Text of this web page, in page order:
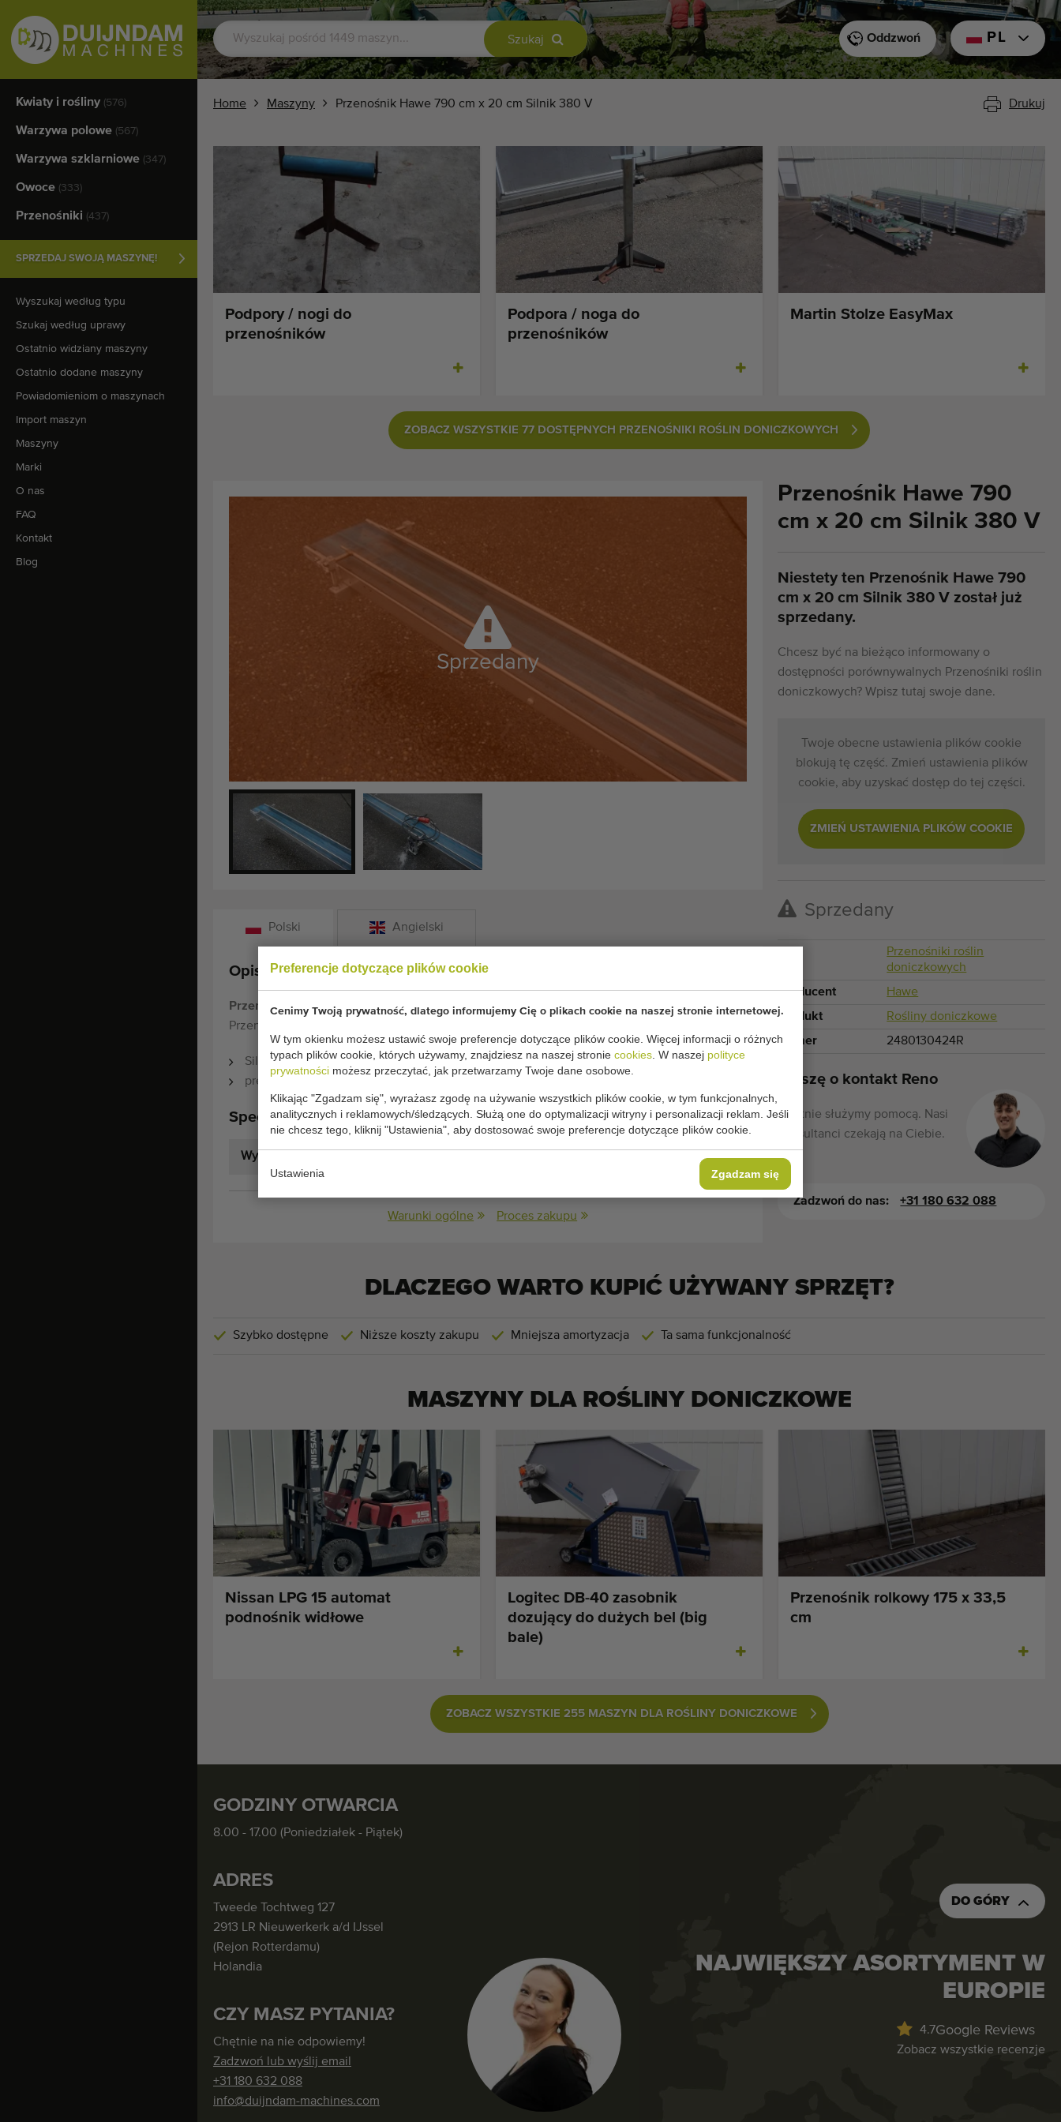
Preferencje dotyczące plików cookie
Cenimy Twoją prywatność, dlatego informujemy Cię o plikach cookie na naszej stronie internetowej.
W tym okienku możesz ustawić swoje preferencje dotyczące plików cookie. Więcej informacji o różnych
typach plików cookie, których używamy, znajdziesz na naszej stronie cookies . W naszej polityce
prywatności możesz przeczytać, jak przetwarzamy Twoje dane osobowe.
Klikając "Zgadzam się", wyrażasz zgodę na używanie wszystkich plików cookie, w tym funkcjonalnych,
analitycznych i reklamowych/śledzących. Służą one do optymalizacji witryny i personalizacji reklam. Jeśli
nie chcesz tego, kliknij "Ustawienia", aby dostosować swoje preferencje dotyczące plików cookie.
Ustawienia Zgadzam się
Kwiaty i rośliny (576)
Warzywa polowe (567)
Warzywa szklarniowe (347)
Owoce (333)
Przenośniki (437)
SPRZEDAJ SWOJĄ MASZYNĘ!
Wyszukaj według typu
Szukaj według uprawy
Ostatnio widziany maszyny
Ostatnio dodane maszyny
Powiadomieniom o maszynach
Import maszyn
Maszyny
Marki
O nas
FAQ
Kontakt
Blog
Szukaj PL
Oddzwoń
Home Maszyny Przenośnik Hawe 790 cm x 20 cm Silnik 380 V Drukuj
Podpory / nogi do
przenośników
Podpora / noga do
przenośników
Martin Stolze EasyMax
ZOBACZ WSZYSTKIE 77 DOSTĘPNYCH PRZENOŚNIKI ROŚLIN DONICZKOWYCH
Sprzedany
Polski Angielski
Opis:
Przenośnik Hawe 790 cm x 20 cm Silnik 380 V
Przenośnik Hawe stal nierdzewna 790 cm x 20 cm
Silnik 380 V ze stałą prędkością
prędkość ok. 24 m/min
Specyfikacja techniczna:
Wymiary:
Warunki ogólne Proces zakupu
Przenośnik Hawe 790
cm x 20 cm Silnik 380 V
Niestety ten Przenośnik Hawe 790
cm x 20 cm Silnik 380 V został już
sprzedany.
Chcesz być na bieżąco informowany o
dostępności porównywalnych Przenośniki roślin
doniczkowych? Wpisz tutaj swoje dane.
Twoje obecne ustawienia plików cookie
blokują tę część. Zmień ustawienia plików
cookie, aby uzyskać dostęp do tej części.
ZMIEŃ USTAWIENIA PLIKÓW COOKIE
Sprzedany
Przenośniki roślin
doniczkowych
Producent
Hawe
Produkt
Rośliny doniczkowe
Numer
2480130424R
Proszę o kontakt Reno
Chętnie służymy pomocą. Nasi
konsultanci czekają na Ciebie.
Zadzwoń do nas: +31 180 632 088
DLACZEGO WARTO KUPIĆ UŻYWANY SPRZĘT?
Szybko dostępne Niższe koszty zakupu Mniejsza amortyzacja Ta sama funkcjonalność
MASZYNY DLA ROŚLINY DONICZKOWE
Nissan LPG 15 automat
podnośnik widłowe
Logitec DB-40 zasobnik
dozujący do dużych bel (big
bale)
Przenośnik rolkowy 175 x 33,5
cm
ZOBACZ WSZYSTKIE 255 MASZYN DLA ROŚLINY DONICZKOWE
GODZINY OTWARCIA
8.00 - 17.00 (Poniedziałek - Piątek)
ADRES
Tweede Tochtweg 127
2913 LR Nieuwerkerk a/d IJssel
(Rejon Rotterdamu)
Holandia
CZY MASZ PYTANIA?
Chętnie na nie odpowiemy!
Zadzwoń lub wyślij email
+31 180 632 088
info@duijndam-machines.com
DO GÓRY
NAJWIĘKSZY ASORTYMENT W
EUROPIE
4.7Google Reviews
Zobacz wszystkie recenzje